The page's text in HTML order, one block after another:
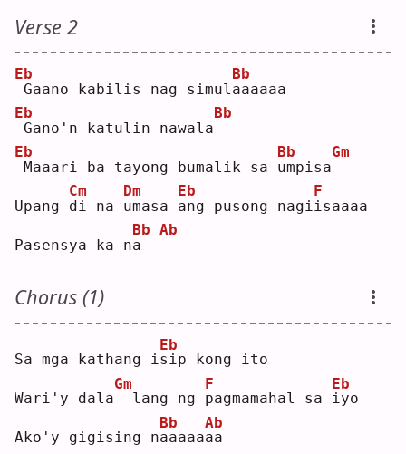
Verse 2
Eb
Gaano kabilis nag simul a
Bb
aaaaa
Eb
Gano'n katulin nawala
Bb
Eb
Maaari ba tayong bumalik sa u
Bb
mpisa
Gm
Upang d
Cm
i na u
Dm
masa a
Eb
ng pusong nagi i
F
saaaa
Pasensya ka na
Bb Ab
Chorus (1)
Sa mga kathang is
Eb
ip kong ito
Wari'y dala
Gm
lang ng p
F
agmamahal sa i
Eb
yo
Ako'y gigising na
Bb
aaaaa
Ab
a